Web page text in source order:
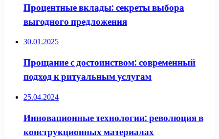
Процентные вклады: секреты выбора
выгодного предложения
30.01.2025
Прощание с достоинством: современный
подход к ритуальным услугам
25.04.2024
Инновационные технологии: революция в
конструкционных материалах